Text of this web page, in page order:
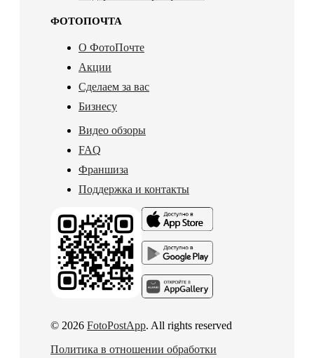
ФОТОПОЧТА
О ФотоПочте
Акции
Сделаем за вас
Бизнесу
Видео обзоры
FAQ
Франшиза
Поддержка и контакты
© 2026 FotoPostApp. All rights reserved
Политика в отношении обработки